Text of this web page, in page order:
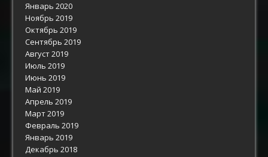
Январь 2020
Ноябрь 2019
Октябрь 2019
Сентябрь 2019
Август 2019
Июль 2019
Июнь 2019
Май 2019
Апрель 2019
Март 2019
Февраль 2019
Январь 2019
Декабрь 2018